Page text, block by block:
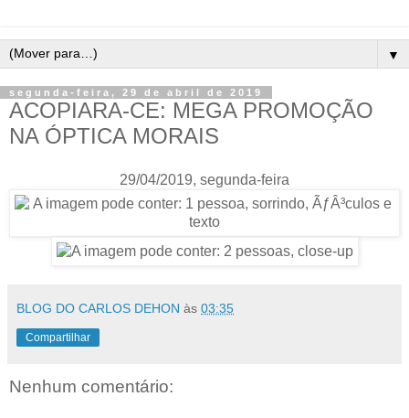
▼
segunda-feira, 29 de abril de 2019
ACOPIARA-CE: MEGA PROMOÇÃO
NA ÓPTICA MORAIS
29/04/2019, segunda-feira
BLOG DO CARLOS DEHON às 03:35
Compartilhar
Nenhum comentário: